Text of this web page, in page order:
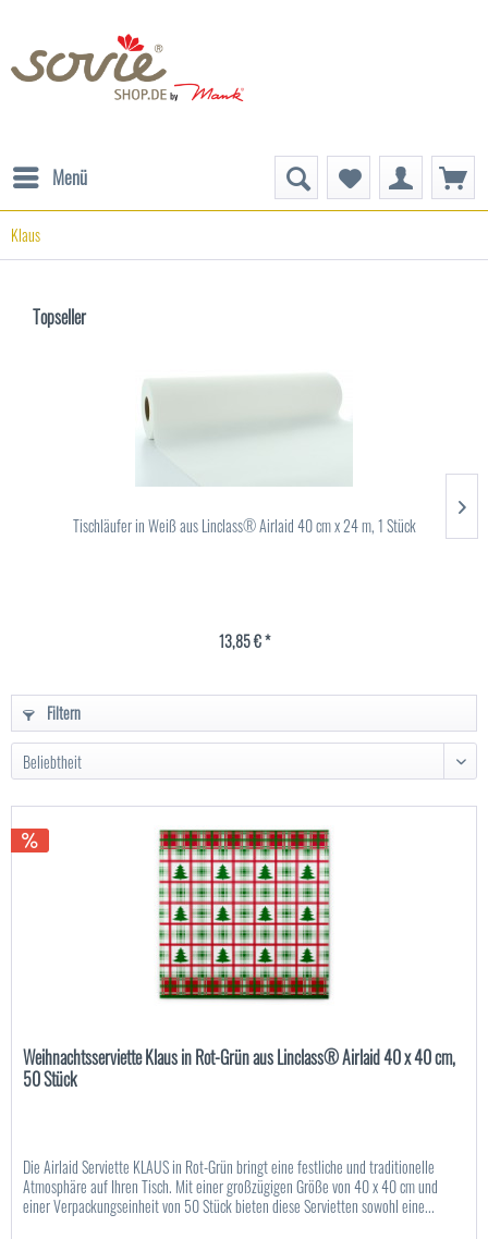
Menü
Klaus
Topseller
Tischläufer in Weiß aus Linclass® Airlaid 40 cm x 24 m, 1 Stück
13,85 € *
Filtern
Weihnachtsserviette Klaus in Rot-Grün aus Linclass® Airlaid 40 x 40 cm,
50 Stück
Die Airlaid Serviette KLAUS in Rot-Grün bringt eine festliche und traditionelle
Atmosphäre auf Ihren Tisch. Mit einer großzügigen Größe von 40 x 40 cm und
einer Verpackungseinheit von 50 Stück bieten diese Servietten sowohl eine...